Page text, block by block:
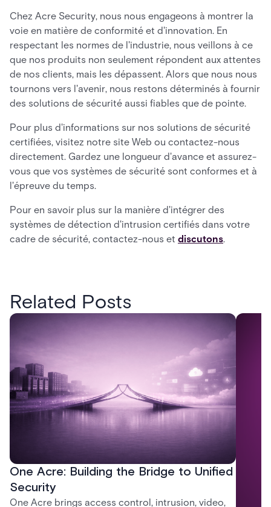
Chez Acre Security, nous nous engageons à montrer la
voie en matière de conformité et d'innovation. En
respectant les normes de l'industrie, nous veillons à ce
que nos produits non seulement répondent aux attentes
de nos clients, mais les dépassent. Alors que nous nous
tournons vers l'avenir, nous restons déterminés à fournir
des solutions de sécurité aussi fiables que de pointe.
Pour plus d'informations sur nos solutions de sécurité
certifiées, visitez notre site Web ou contactez-nous
directement. Gardez une longueur d'avance et assurez-
vous que vos systèmes de sécurité sont conformes et à
l'épreuve du temps.
Pour en savoir plus sur la manière d'intégrer des
systèmes de détection d'intrusion certifiés dans votre
cadre de sécurité, contactez-nous et discutons.
Related Posts
One Acre: Building the Bridge to Unified
Security
One Acre brings access control, intrusion, video,